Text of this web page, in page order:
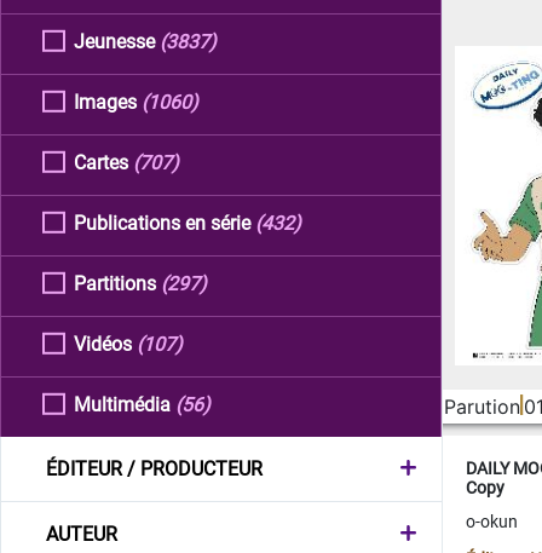
Jeunesse (3837)
Images (1060)
Cartes (707)
Publications en série (432)
Partitions (297)
Vidéos (107)
Multimédia (56)
ÉDITEUR / PRODUCTEUR
AUTEUR
Parution
DAILY
Copy
o-okun